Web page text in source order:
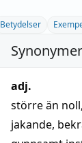
Betydelser
adj.
större än noll
jakande,